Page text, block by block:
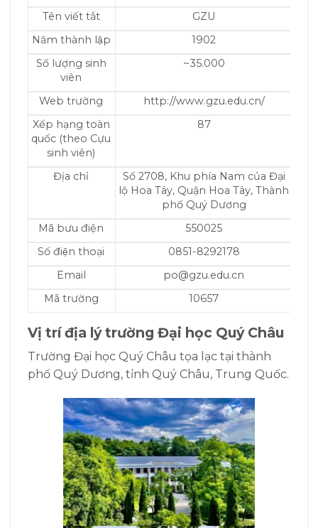
Tên viết tắt
GZU
Năm thành lập
1902
Số lượng sinh
viên
~35.000
Web trường
http://www.gzu.edu.cn/
Xếp hạng toàn
quốc (theo Cựu
sinh viên)
87
Địa chỉ
Số 2708, Khu phía Nam của Đại
lộ Hoa Tây, Quận Hoa Tây, Thành
phố Quý Dương
Mã bưu điện
550025
Số điện thoại
0851-8292178
Email
po@gzu.edu.cn
Mã trường
10657
Vị trí địa lýtrường Đại học Quý Châu
Trường Đại học Quý Châu tọa lạc tại thành
phố Quý Dương, tỉnh Quý Châu, Trung Quốc.